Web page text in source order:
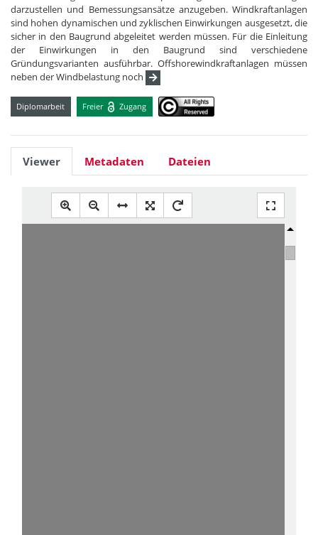
darzustellen und Bemessungsansätze anzugeben. Windkraftanlagen
sind hohen dynamischen und zyklischen Einwirkungen ausgesetzt, die
sicher in den Baugrund abgeleitet werden müssen. Für die Einleitung
der Einwirkungen in den Baugrund sind verschiedene
Gründungsvarianten ausführbar. Offshorewindkraftanlagen müssen
neben der Windbelastung noch
Diplomarbeit Freier Zugang
Viewer Metadaten Dateien